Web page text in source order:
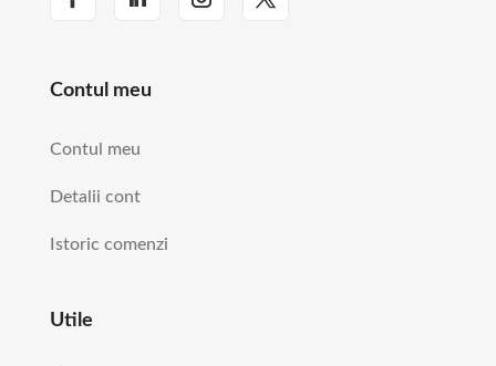
Contul meu
Contul meu
Detalii cont
Istoric comenzi
Utile